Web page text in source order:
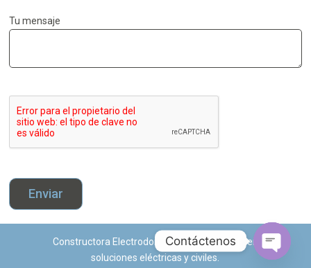
Tu mensaje
Enviar
Constructora Electrodominic S.A.S, tu aliado en
soluciones eléctricas y civiles.
Contáctenos